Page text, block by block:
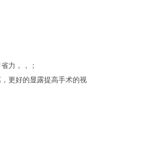
力，，；
更好的显露提高手术的视